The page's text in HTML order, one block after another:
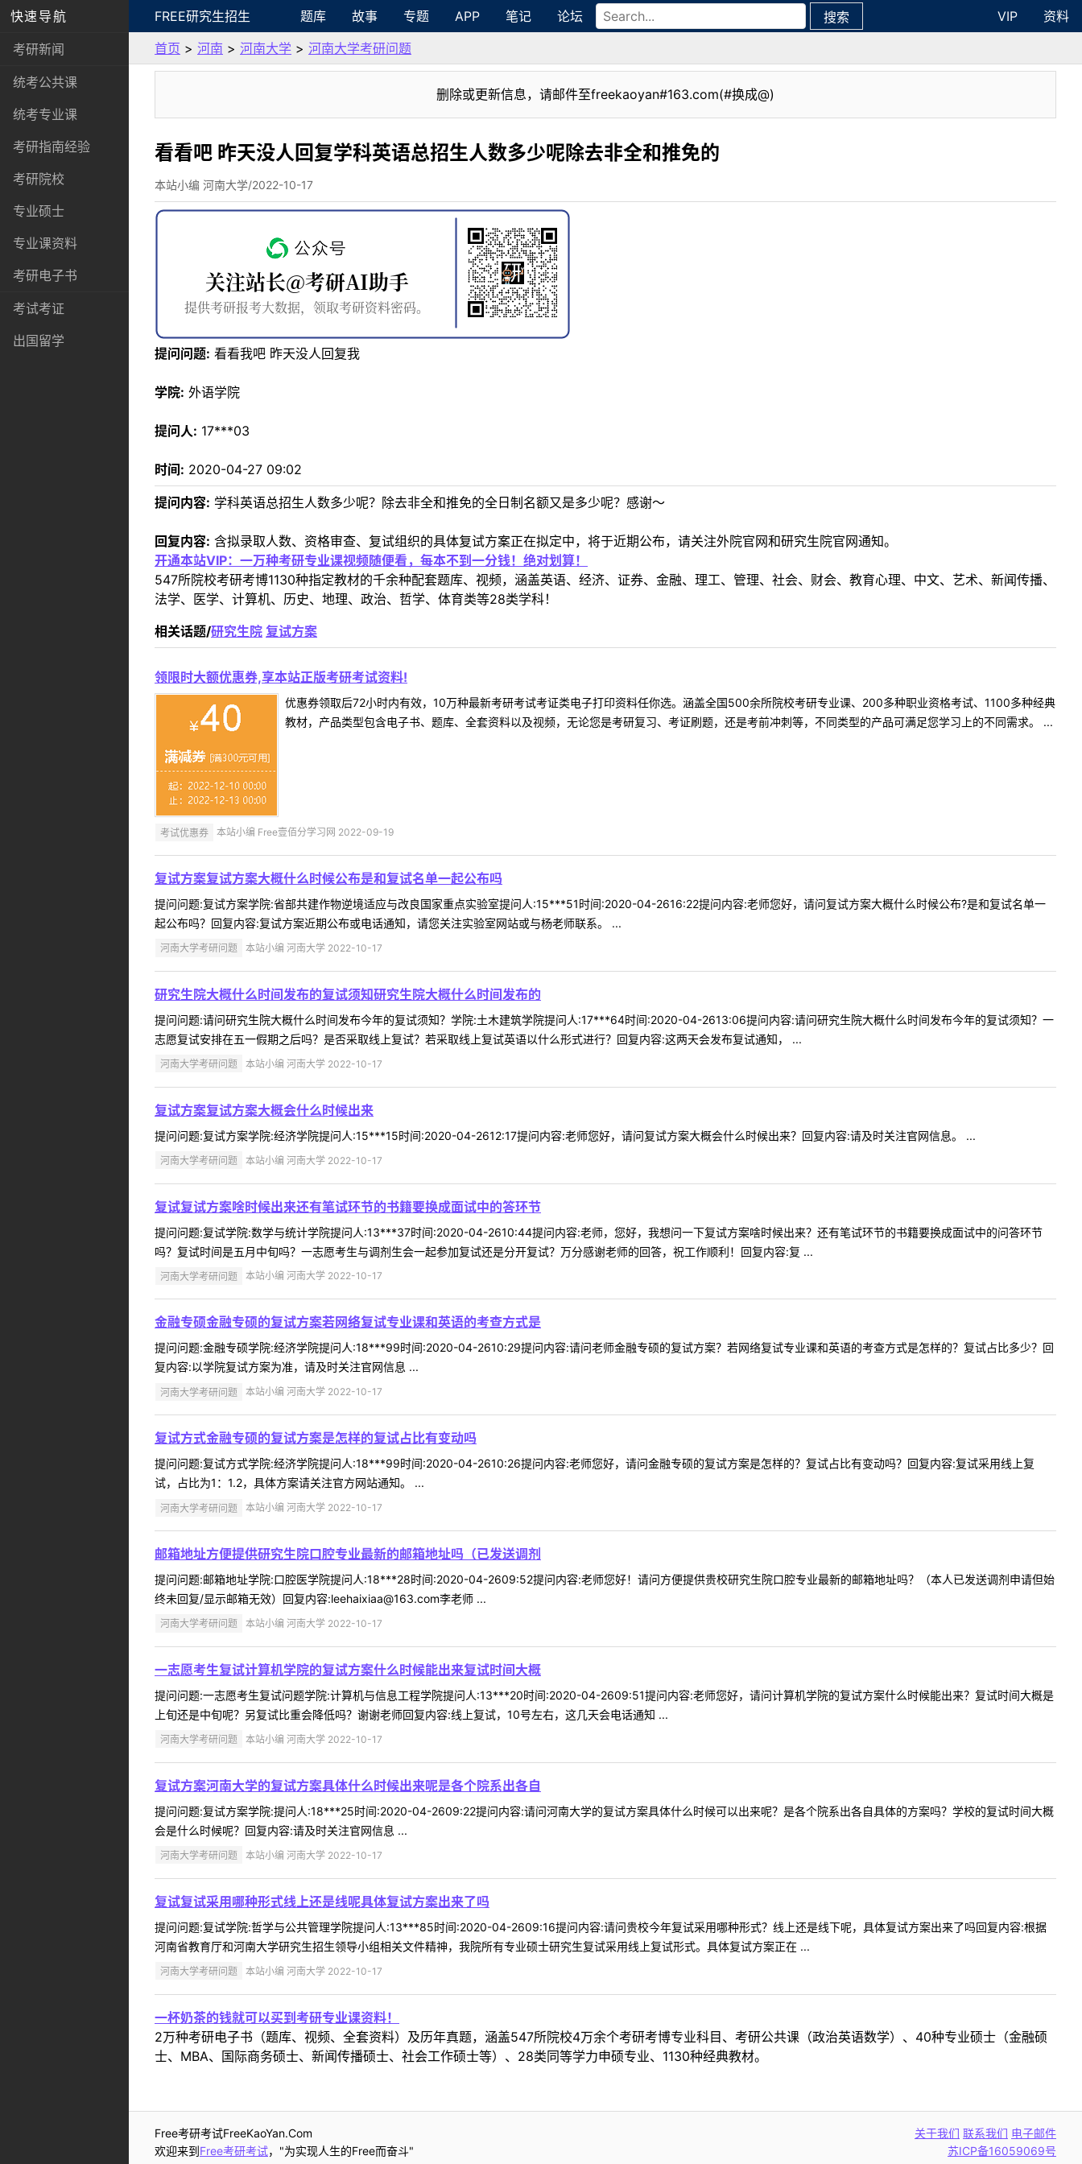
快速导航
考研新闻
统考公共课
统考专业课
考研指南经验
考研院校
专业硕士
专业课资料
考研电子书
考试考证
出国留学
FREE研究生招生 题库 故事 专题 APP 笔记 论坛 搜索 VIP
资料
首页 > 河南 > 河南大学 > 河南大学考研问题
删除或更新信息，请邮件至freekaoyan#163.com(#换成@)
看看吧 昨天没人回复学科英语总招生人数多少呢除去非全和推免的
本站小编 河南大学/2022-10-17
提问问题: 看看我吧 昨天没人回复我
学院: 外语学院
提问人: 17***03
时间: 2020-04-27 09:02
提问内容: 学科英语总招生人数多少呢？除去非全和推免的全日制名额又是多少呢？感谢～
回复内容: 含拟录取人数、资格审查、复试组织的具体复试方案正在拟定中，将于近期公布，请关注外院官网和研究生院官网通知。
开通本站VIP：一万种考研专业课视频随便看，每本不到一分钱！绝对划算！
547所院校考研考博1130种指定教材的千余种配套题库、视频，涵盖英语、经济、证券、金融、理工、管理、社会、财会、教育心理、中文、艺术、新闻传播、
法学、医学、计算机、历史、地理、政治、哲学、体育类等28类学科！
相关话题/研究生院 复试方案
领限时大额优惠券,享本站正版考研考试资料!
优惠券领取后72小时内有效，10万种最新考研考试考证类电子打印资料任你选。涵盖全国500余所院校考研专业课、200多种职业资格考试、1100多种经典
教材，产品类型包含电子书、题库、全套资料以及视频，无论您是考研复习、考证刷题，还是考前冲刺等，不同类型的产品可满足您学习上的不同需求。 ...
考试优惠券 本站小编 Free壹佰分学习网 2022-09-19
复试方案复试方案大概什么时候公布是和复试名单一起公布吗
提问问题:复试方案学院:省部共建作物逆境适应与改良国家重点实验室提问人:15***51时间:2020-04-2616:22提问内容:老师您好，请问复试方案大概什么时候公布?是和复试名单一
起公布吗？回复内容:复试方案近期公布或电话通知，请您关注实验室网站或与杨老师联系。 ...
河南大学考研问题 本站小编 河南大学 2022-10-17
研究生院大概什么时间发布的复试须知研究生院大概什么时间发布的
提问问题:请问研究生院大概什么时间发布今年的复试须知？学院:土木建筑学院提问人:17***64时间:2020-04-2613:06提问内容:请问研究生院大概什么时间发布今年的复试须知？一
志愿复试安排在五一假期之后吗？是否采取线上复试？若采取线上复试英语以什么形式进行？回复内容:这两天会发布复试通知， ...
河南大学考研问题 本站小编 河南大学 2022-10-17
复试方案复试方案大概会什么时候出来
提问问题:复试方案学院:经济学院提问人:15***15时间:2020-04-2612:17提问内容:老师您好，请问复试方案大概会什么时候出来？回复内容:请及时关注官网信息。 ...
河南大学考研问题 本站小编 河南大学 2022-10-17
复试复试方案啥时候出来还有笔试环节的书籍要换成面试中的答环节
提问问题:复试学院:数学与统计学院提问人:13***37时间:2020-04-2610:44提问内容:老师，您好，我想问一下复试方案啥时候出来？还有笔试环节的书籍要换成面试中的问答环节
吗？复试时间是五月中旬吗？一志愿考生与调剂生会一起参加复试还是分开复试？万分感谢老师的回答，祝工作顺利！回复内容:复 ...
河南大学考研问题 本站小编 河南大学 2022-10-17
金融专硕金融专硕的复试方案若网络复试专业课和英语的考查方式是
提问问题:金融专硕学院:经济学院提问人:18***99时间:2020-04-2610:29提问内容:请问老师金融专硕的复试方案？若网络复试专业课和英语的考查方式是怎样的？复试占比多少？回
复内容:以学院复试方案为准，请及时关注官网信息 ...
河南大学考研问题 本站小编 河南大学 2022-10-17
复试方式金融专硕的复试方案是怎样的复试占比有变动吗
提问问题:复试方式学院:经济学院提问人:18***99时间:2020-04-2610:26提问内容:老师您好，请问金融专硕的复试方案是怎样的？复试占比有变动吗？回复内容:复试采用线上复
试，占比为1：1.2，具体方案请关注官方网站通知。 ...
河南大学考研问题 本站小编 河南大学 2022-10-17
邮箱地址方便提供研究生院口腔专业最新的邮箱地址吗（已发送调剂
提问问题:邮箱地址学院:口腔医学院提问人:18***28时间:2020-04-2609:52提问内容:老师您好！请问方便提供贵校研究生院口腔专业最新的邮箱地址吗？（本人已发送调剂申请但始
终未回复/显示邮箱无效）回复内容:leehaixiaa@163.com李老师 ...
河南大学考研问题 本站小编 河南大学 2022-10-17
一志愿考生复试计算机学院的复试方案什么时候能出来复试时间大概
提问问题:一志愿考生复试问题学院:计算机与信息工程学院提问人:13***20时间:2020-04-2609:51提问内容:老师您好，请问计算机学院的复试方案什么时候能出来？复试时间大概是
上旬还是中旬呢？另复试比重会降低吗？谢谢老师回复内容:线上复试，10号左右，这几天会电话通知 ...
河南大学考研问题 本站小编 河南大学 2022-10-17
复试方案河南大学的复试方案具体什么时候出来呢是各个院系出各自
提问问题:复试方案学院:提问人:18***25时间:2020-04-2609:22提问内容:请问河南大学的复试方案具体什么时候可以出来呢？是各个院系出各自具体的方案吗？学校的复试时间大概
会是什么时候呢？回复内容:请及时关注官网信息 ...
河南大学考研问题 本站小编 河南大学 2022-10-17
复试复试采用哪种形式线上还是线呢具体复试方案出来了吗
提问问题:复试学院:哲学与公共管理学院提问人:13***85时间:2020-04-2609:16提问内容:请问贵校今年复试采用哪种形式？线上还是线下呢，具体复试方案出来了吗回复内容:根据
河南省教育厅和河南大学研究生招生领导小组相关文件精神，我院所有专业硕士研究生复试采用线上复试形式。具体复试方案正在 ...
河南大学考研问题 本站小编 河南大学 2022-10-17
一杯奶茶的钱就可以买到考研专业课资料！
2万种考研电子书（题库、视频、全套资料）及历年真题，涵盖547所院校4万余个考研考博专业科目、考研公共课（政治英语数学）、40种专业硕士（金融硕
士、MBA、国际商务硕士、新闻传播硕士、社会工作硕士等）、28类同等学力申硕专业、1130种经典教材。
Free考研考试FreeKaoYan.Com
欢迎来到Free考研考试，"为实现人生的Free而奋斗"
关于我们 联系我们 电子邮件
苏ICP备16059069号